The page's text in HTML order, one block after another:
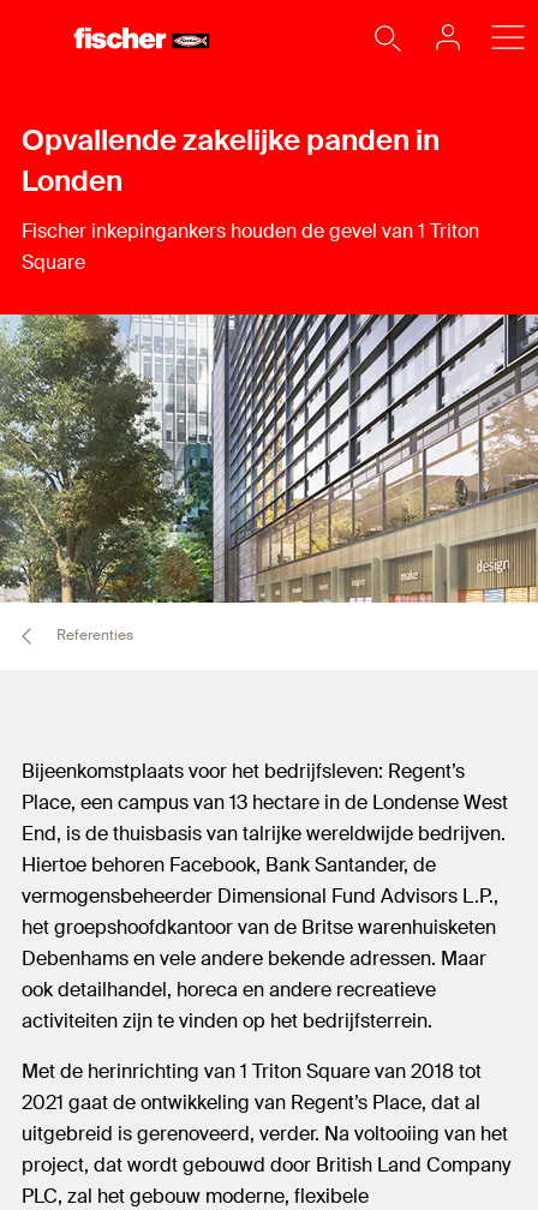
Opvallende zakelijke panden in
Londen
Fischer inkepingankers houden de gevel van 1 Triton
Square
Referenties
Bijeenkomstplaats voor het bedrijfsleven: Regent’s
Place, een campus van 13 hectare in de Londense West
End, is de thuisbasis van talrijke wereldwijde bedrijven.
Hiertoe behoren Facebook, Bank Santander, de
vermogensbeheerder Dimensional Fund Advisors L.P.,
het groepshoofdkantoor van de Britse warenhuisketen
Debenhams en vele andere bekende adressen. Maar
ook detailhandel, horeca en andere recreatieve
activiteiten zijn te vinden op het bedrijfsterrein.
Met de herinrichting van 1 Triton Square van 2018 tot
2021 gaat de ontwikkeling van Regent’s Place, dat al
uitgebreid is gerenoveerd, verder. Na voltooiing van het
project, dat wordt gebouwd door British Land Company
PLC, zal het gebouw moderne, flexibele